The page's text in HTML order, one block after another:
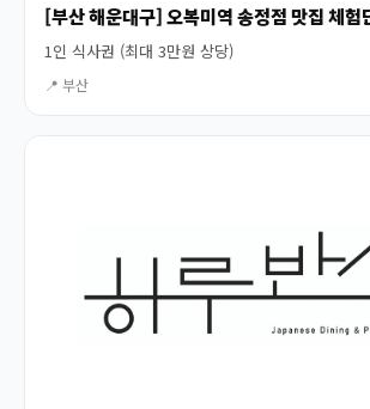
[부산 해운대구] 오복미역 송정점 맛집 체험
1인 식사권 (최대 3만원 상당)
📍 부산